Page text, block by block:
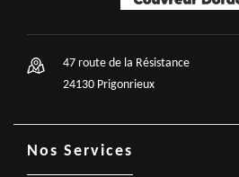
47 route de la Résistance
24130 Prigonrieux
Nos Services